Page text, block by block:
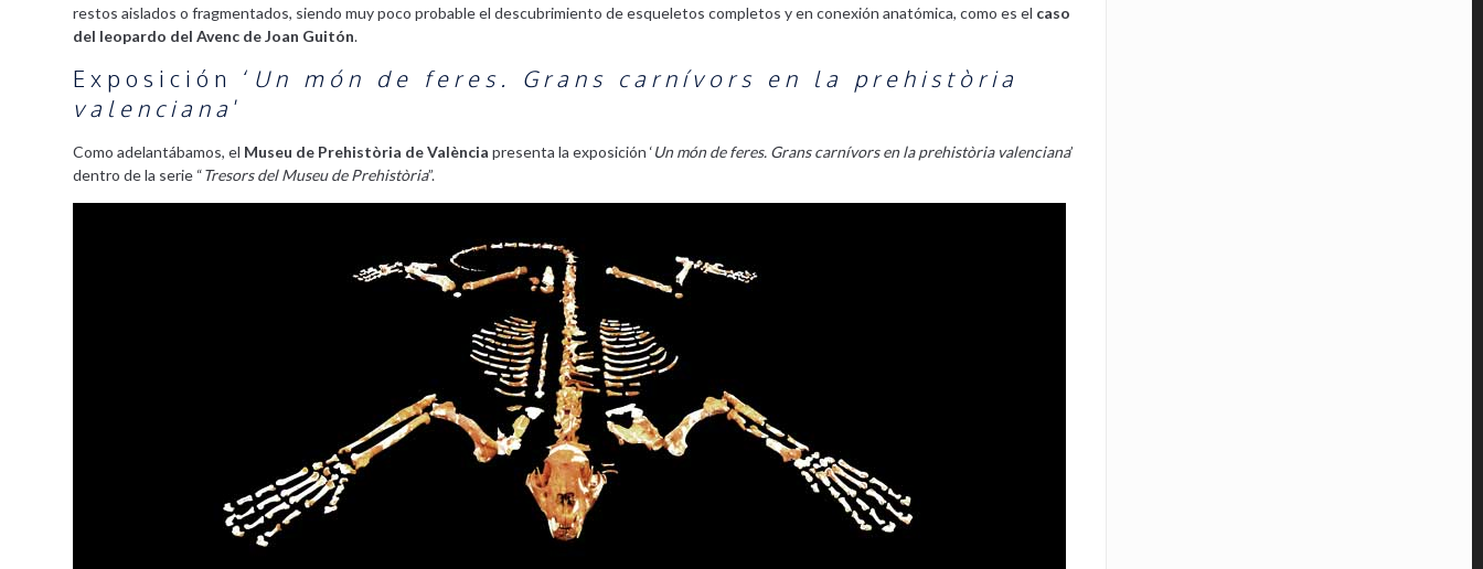
restos aislados o fragmentados, siendo muy poco probable el descubrimiento de esqueletos completos y en conexión anatómica, como es el caso
del leopardo del Avenc de Joan Guitón.
Exposición ‘ Un món de feres. Grans carnívors en la prehistòria
valenciana ’
Como adelantábamos, el Museu de Prehistòria de València presenta la exposición ‘Un món de feres. Grans carnívors en la prehistòria valenciana’
dentro de la serie “Tresors del Museu de Prehistòria”.